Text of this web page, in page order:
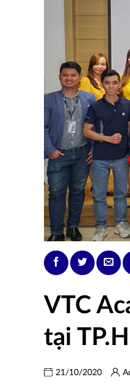
VTC
tại
21/10/2020